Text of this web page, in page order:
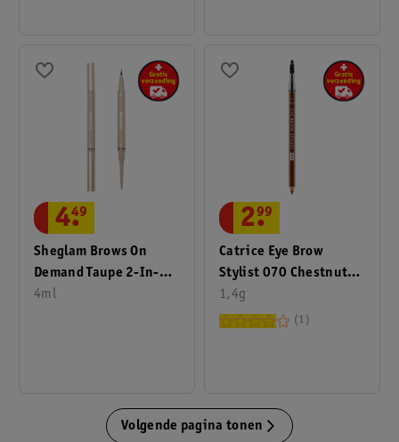
Sheglam Brows On
Demand Taupe 2-In-1
Brow Pencil
4ml
4.
49
Catrice Eye Brow
Stylist 070 Chestnut
Charm
Wenkbrauwpotlood
1,4g
2.
99
1
Volgende pagina tonen